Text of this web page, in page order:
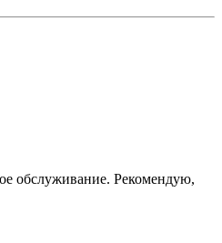
обслуживание. Рекомендую,